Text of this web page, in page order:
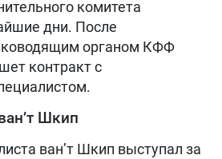
комитета
дни. После
органом КФФ
контракт с
Шкип
ван’т Шкип выступал за